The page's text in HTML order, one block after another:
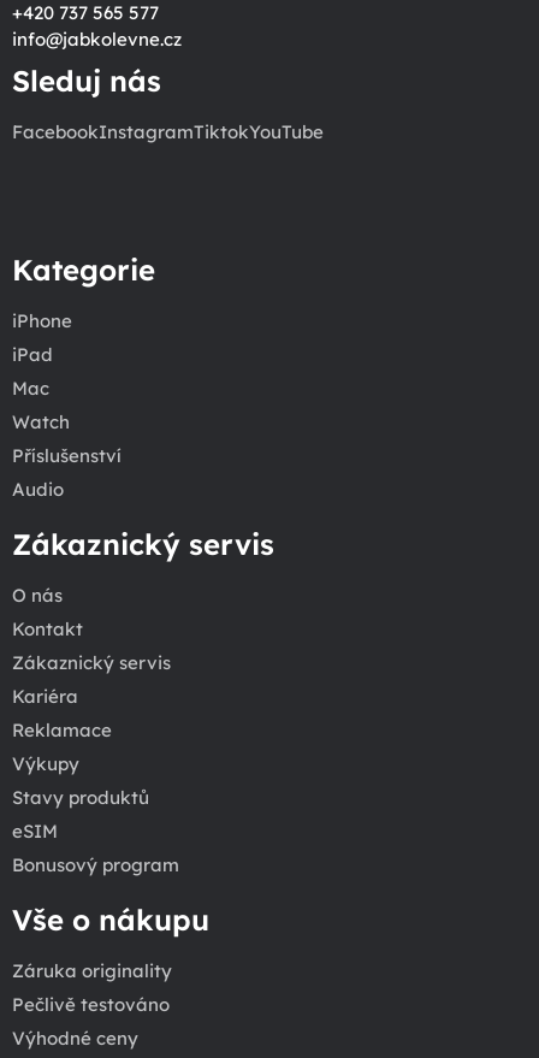
+420 737 565 577
info@jabkolevne.cz
Sleduj nás
FacebookInstagramTiktokYouTube
Kategorie
iPhone
iPad
Mac
Watch
Příslušenství
Audio
Zákaznický servis
O nás
Kontakt
Zákaznický servis
Kariéra
Reklamace
Výkupy
Stavy produktů
eSIM
Bonusový program
Vše o nákupu
Záruka originality
Pečlivě testováno
Výhodné ceny